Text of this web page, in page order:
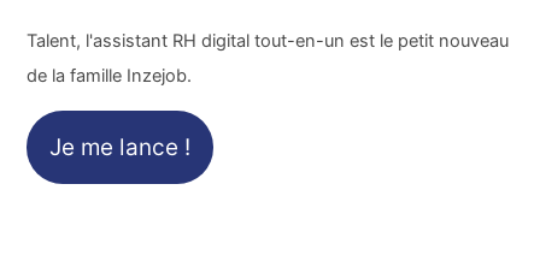
Talent, l'assistant RH digital tout-en-un est le petit nouveau
de la famille Inzejob.
Je me lance !